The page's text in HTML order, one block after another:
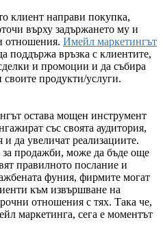
клиент направи покупка,
върху задържането му и
отношения. Имейл маркетингът
поддържа връзка с клиентите,
и промоции и да събира
своите продукти/услуги.
остава мощен инструмент
със своята аудитория,
да увеличат реализациите.
продажби, може да бъде още
правилното послание и
фуния, фирмите могат
към извършване на
отношения с тях. Така че,
маркетинга, сега е моментът